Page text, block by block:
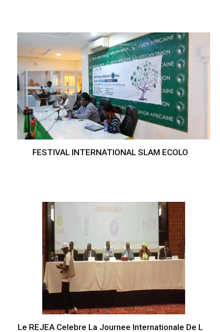
FESTIVAL INTERNATIONAL SLAM ECOLO
Le REJEA Celebre La Journee Internationale De L